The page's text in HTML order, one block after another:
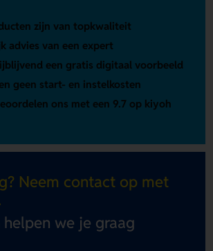
zijn van topkwaliteit
advies van een expert
een gratis digitaal voorbeeld
geen start- en instelkosten
ons met een 9.7 op kiyoh
Neem contact op met
helpen we je graag